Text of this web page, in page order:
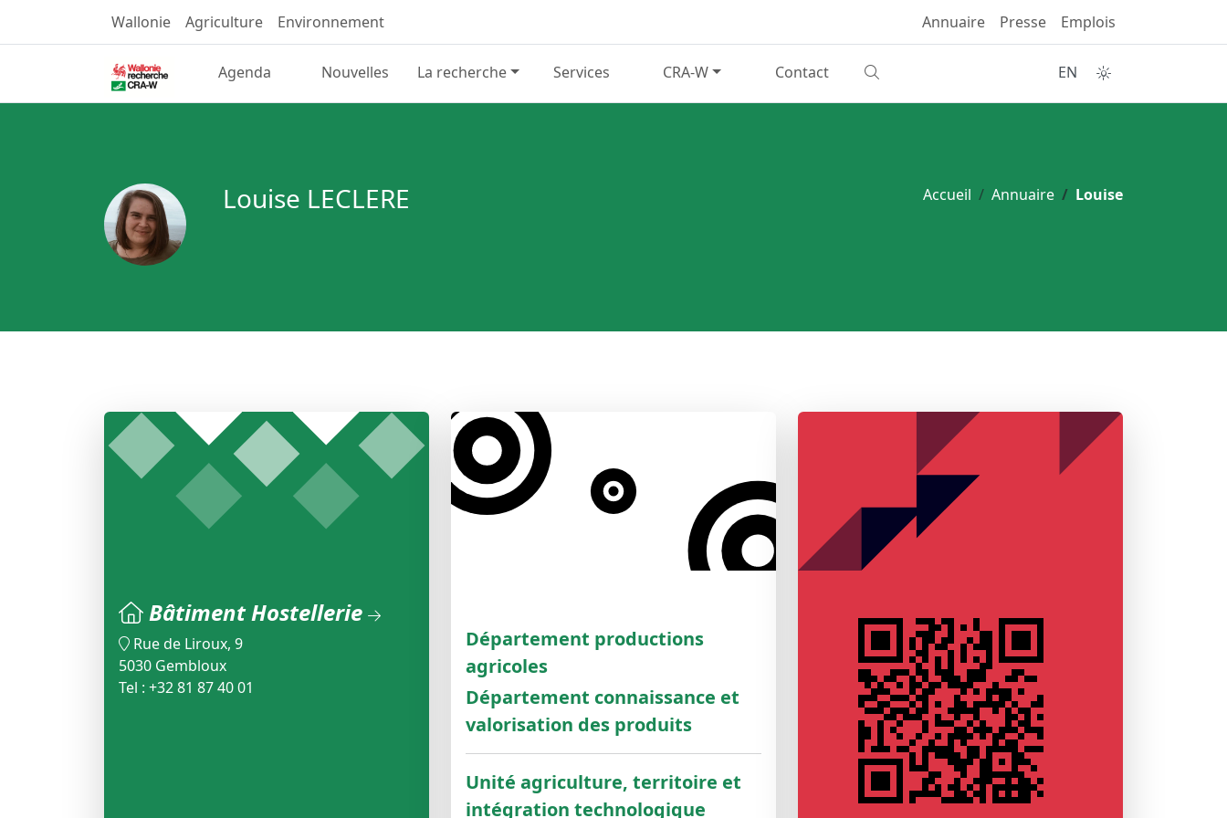
Wallonie Agriculture Environnement Annuaire Presse Emplois
Agenda Nouvelles La recherche Services CRA-W Contact EN
Accueil Annuaire Louise
Louise LECLERE
Bâtiment Hostellerie
Rue de Liroux, 9
5030 Gembloux
Tel : +32 81 87 40 01
Département productions
agricoles
Département connaissance et
valorisation des produits
Unité agriculture, territoire et
intégration technologique